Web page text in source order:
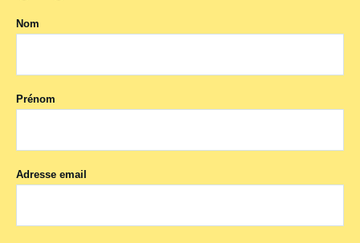
Nom
Prénom
Adresse email